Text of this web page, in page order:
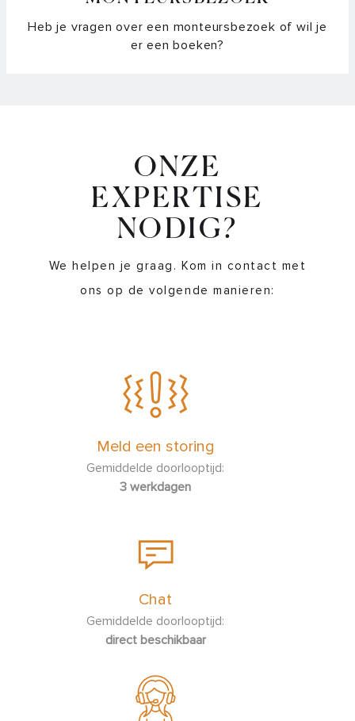
Heb je vragen over een monteursbezoek of wil je
er een boeken?
ONZE
EXPERTISE
NODIG?
We helpen je graag. Kom in contact met
ons op de volgende manieren:
Meld een storing
Gemiddelde doorlooptijd:
3 werkdagen
Chat
Gemiddelde doorlooptijd:
direct beschikbaar